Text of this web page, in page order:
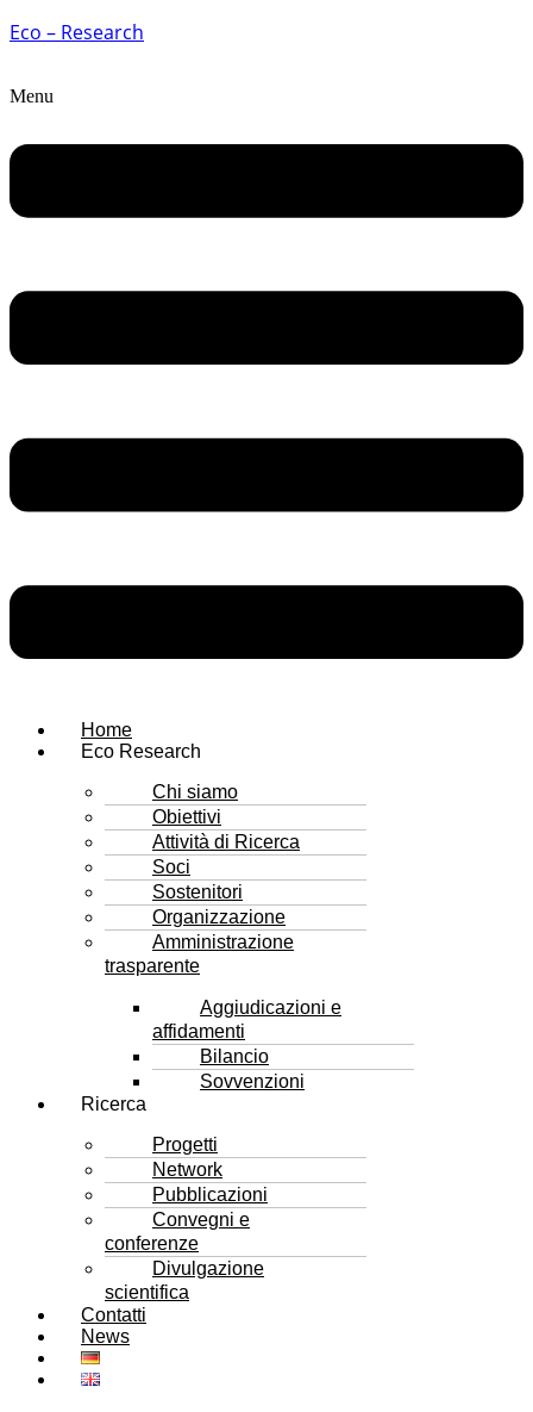
Eco – Research
Menu
Home
Eco Research
Chi siamo
Obiettivi
Attività di Ricerca
Soci
Sostenitori
Organizzazione
Amministrazione
trasparente
Aggiudicazioni e
affidamenti
Bilancio
Sovvenzioni
Ricerca
Progetti
Network
Pubblicazioni
Convegni e
conferenze
Divulgazione
scientifica
Contatti
News